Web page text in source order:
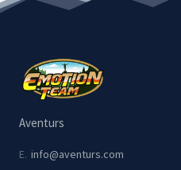
Aventurs
E. info@aventurs.com